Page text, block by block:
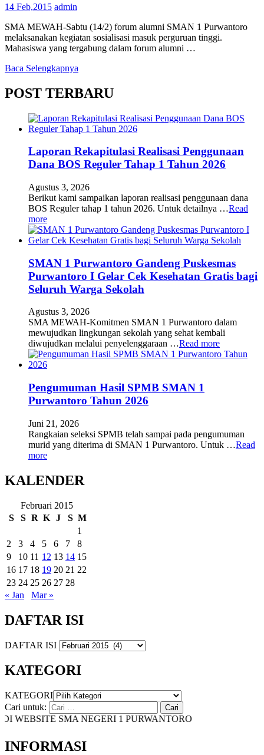
14 Feb,2015 admin
SMA MEWAH-Sabtu (14/2) forum alumni SMAN 1 Purwantoro
melaksanakan kegiatan sosialisasi masuk perguruan tinggi.
Mahasiswa yang tergabung dalam forum alumni …
Baca Selengkapnya
POST TERBARU
Laporan Rekapitulasi Realisasi Penggunaan
Dana BOS Reguler Tahap 1 Tahun 2026
Agustus 3, 2026
Berikut kami sampaikan laporan realisasi penggunaan dana
BOS Reguler tahap 1 tahun 2026. Untuk detailnya …Read
more
SMAN 1 Purwantoro Gandeng Puskesmas
Purwantoro I Gelar Cek Kesehatan Gratis bagi
Seluruh Warga Sekolah
Agustus 3, 2026
SMA MEWAH-Komitmen SMAN 1 Purwantoro dalam
mewujudkan lingkungan sekolah yang sehat kembali
diwujudkan melalui penyelenggaraan …Read more
Pengumuman Hasil SPMB SMAN 1
Purwantoro Tahun 2026
Juni 21, 2026
Rangkaian seleksi SPMB telah sampai pada pengumuman
murid yang diterima di SMAN 1 Purwantoro. Untuk …Read
more
KALENDER
Februari 2015
S
S R K J S M
1
2
3 4 5 6 7
8
9
10 11 12 13 14 15
16 17 18 19 20 21 22
23 24 25 26 27 28
« Jan
Mar »
DAFTAR ISI
DAFTAR ISI
KATEGORI
KATEGORI
Cari untuk:
SMA NEGERI 1 PURWANTORO
INFORMASI